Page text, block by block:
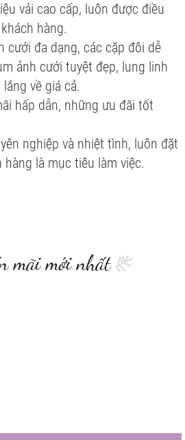
vải cao cấp, luôn được điều
hàng.
cưới đa dạng, các cặp đôi dễ
ảnh cưới tuyệt đẹp, lung linh
về giá cả.
hấp dẫn, những ưu đãi tốt
nghiệp và nhiệt tình, luôn đặt
là mục tiêu làm việc.
mãi mới nhất